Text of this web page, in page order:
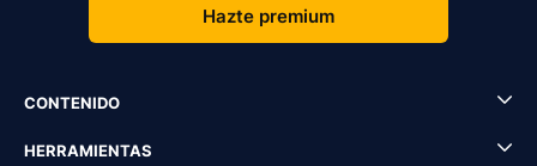
Hazte premium
CONTENIDO
HERRAMIENTAS